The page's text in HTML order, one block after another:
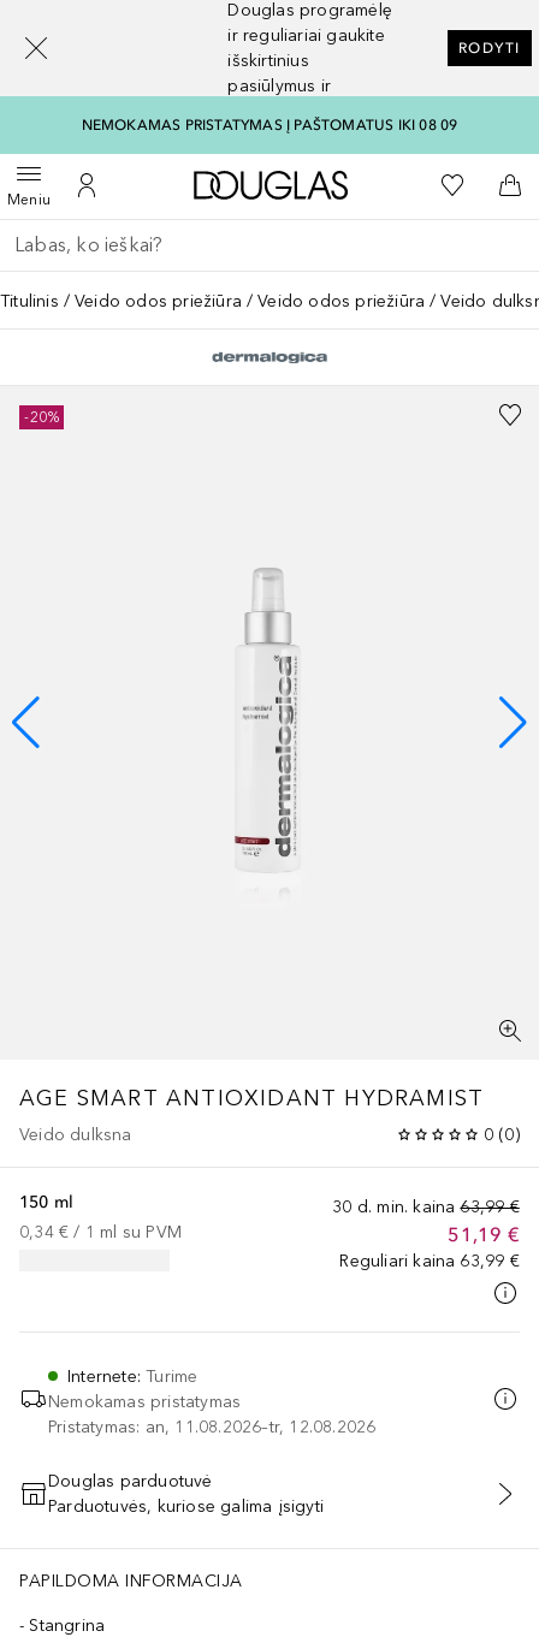
Douglas programėlę
ir reguliariai gaukite
išskirtinius
pasiūlymus ir
RODYTI
NEMOKAMAS PRISTATYMAS Į PAŠTOMATUS IKI 08 09
MeniuAtidaryti meniuĮ mano paskyrą
Į Douglas pagrindinį
Į mano
Į
Grįžk atgal
Vykdykite paiešką
Titulinis Veido odos priežiūra Veido odos priežiūra Veido
-20%
AGE SMART ANTIOXIDANT HYDRAMIST
Veido dulksna 0 (0)
30 d. min. kaina 63,99 €
51,19 €
Reguliari kaina 63,99 €
150 ml
0,34 € / 1 ml su PVM
Internete:Turime
Nemokamas pristatymas
Pristatymas: an, 11.08.2026–tr, 12.08.2026
PRIDĖTI Į KREPŠELĮ
Douglas parduotuvė
Parduotuvės, kuriose galima įsigyti
PAPILDOMA INFORMACIJA
Stangrina
[navigation.slideout.screenreader]